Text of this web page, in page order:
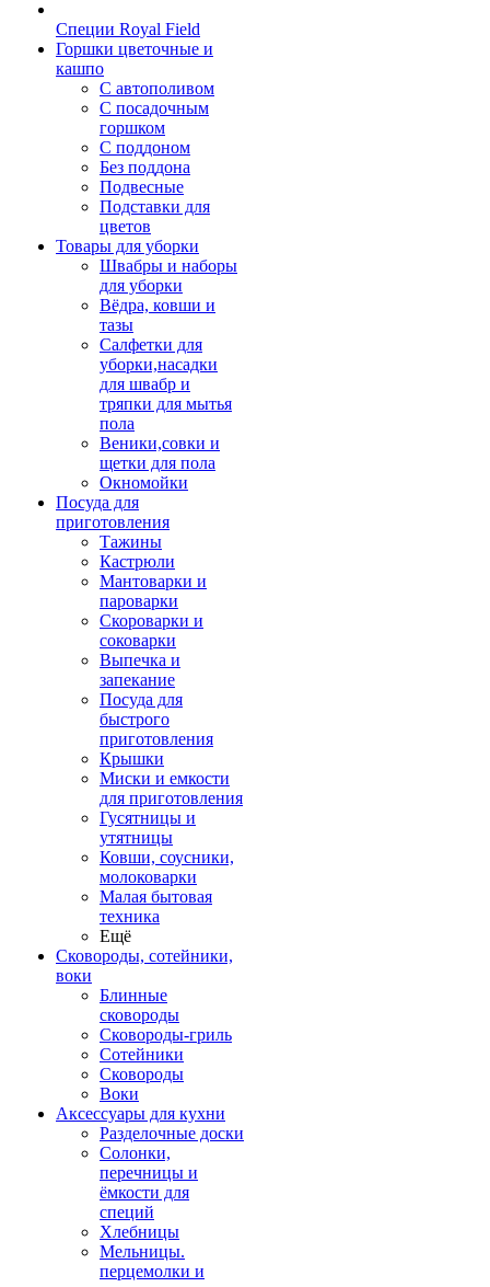
Специи Royal Field
Горшки цветочные и
кашпо
С автополивом
С посадочным
горшком
С поддоном
Без поддона
Подвесные
Подставки для
цветов
Товары для уборки
Швабры и наборы
для уборки
Вёдра, ковши и
тазы
Салфетки для
уборки,насадки
для швабр и
тряпки для мытья
пола
Веники,совки и
щетки для пола
Окномойки
Посуда для
приготовления
Тажины
Кастрюли
Мантоварки и
пароварки
Скороварки и
соковарки
Выпечка и
запекание
Посуда для
быстрого
приготовления
Крышки
Миски и емкости
для приготовления
Гусятницы и
утятницы
Ковши, соусники,
молоковарки
Малая бытовая
техника
Ещё
Сковороды, сотейники,
воки
Блинные
сковороды
Сковороды-гриль
Сотейники
Сковороды
Воки
Аксессуары для кухни
Разделочные доски
Солонки,
перечницы и
ёмкости для
специй
Хлебницы
Мельницы.
перцемолки и